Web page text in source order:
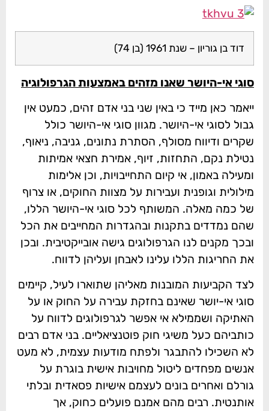
דוד בן גוריון – שנת 1961 (בן 74)
סוגי אי-היושר שאנו מזהים באמצעות הגרפולוגיה
ייאמר כאן מייד כי באין שני בני אדם זהים, כמעט אין
גבול לסוגי אי-היושר. מגוון סוגי אי-היושר כולל
שקרים ודיווח מסולף, הסתרת נתונים, גניבה, ניאוף,
נטילת נקם, התחזות, זיוף, אמירת חצאי אמיתות
ומעילה באמון, אי קיום התחייבויות, וכן אלימות
מילולית וגופנית ועבירות על מצוות החוקים, או צרוף
של כמה מאלה. המשותף לכל סוגי אי-היושר הללו,
שהם נמדדים בתקנות ובהגדרות המחייבים את הכל
ובכך מקנים לנו הגרפולוגים גישה אובייקטיבית. ובכן
את החריגות הללו עלינו לאבחן ועליהן לדווח.
לצד הקביעות המובנות מאליהן שתוארו לעיל, קיימים
סוגי אי-יושר שאינם בחזקת עבירה על החוק או על
האתיקה ושממילא אי אפשר לגרפולוגים לדווח על
כותביהם כעל משיגי חוק פוטנציאליים. בני אדם רבים
לא השכילו להתבגר ולפתח מודעות עצמית, לא מעט
אנשים מפחדים ליטול מחויבות אישית בוגרת על
גורלם ואחרים בונים לעצמם אישיות פסאדית ובלתי
אותנטית. רבים מהם אמנם פועלים כחוק, אך